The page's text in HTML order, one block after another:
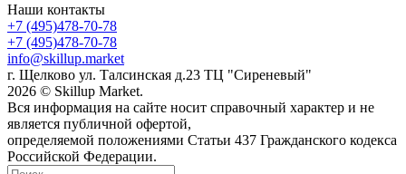
Наши контакты
+7 (495)478-70-78
+7 (495)478-70-78
info@skillup.market
г. Щелково ул. Талсинская д.23 ТЦ "Сиреневый"
2026 © Skillup Market.
Вся информация на сайте носит справочный характер и не
является публичной офертой,
определяемой положениями Статьи 437 Гражданского кодекса
Российской Федерации.